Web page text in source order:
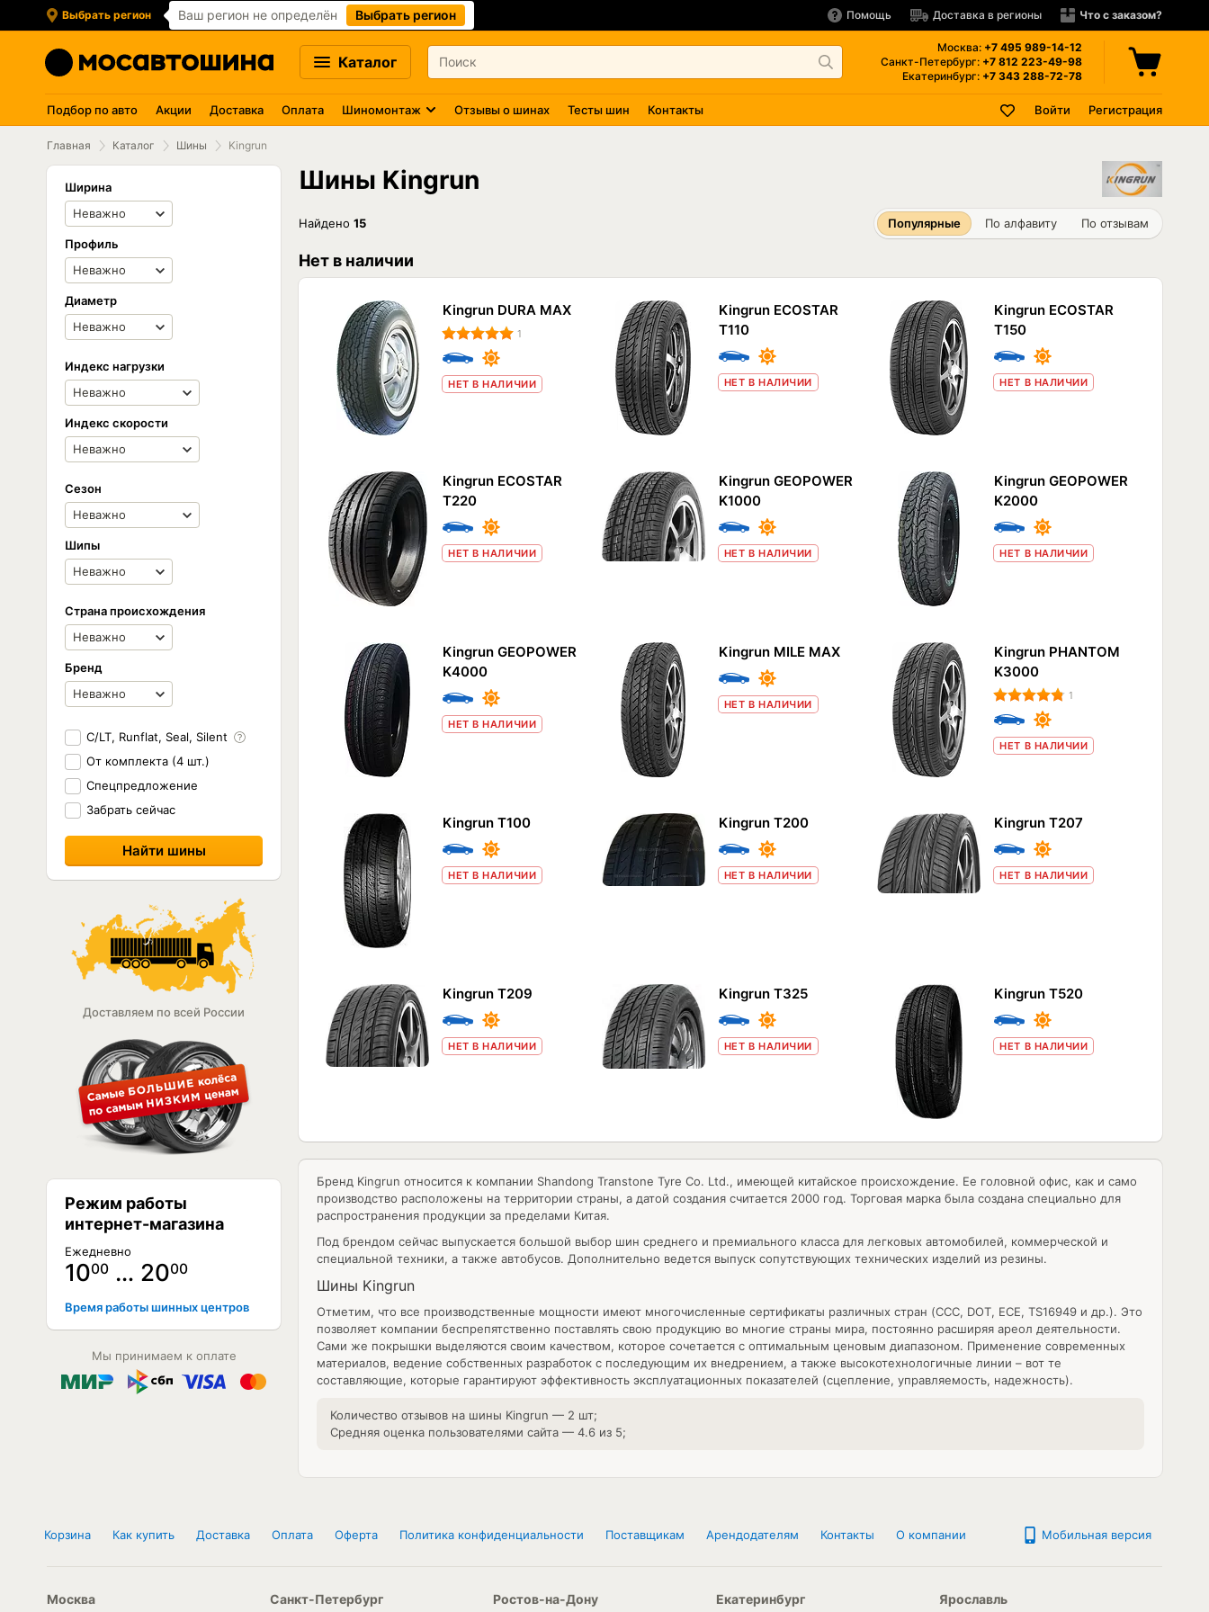
Выбрать регион Ваш регион не определён Выбрать регион Помощь Доставка в регионы Что с заказом?
Каталог
Москва: +7 495 989-14-12
Санкт-Петербург: +7 812 223-49-98
Екатеринбург: +7 343 288-72-78
Подбор по авто Акции Доставка Оплата Шиномонтаж Отзывы о шинах Тесты шин Контакты Войти Регистрация
Главная Каталог Шины Kingrun
Ширина
Профиль
Диаметр
Индекс нагрузки
Индекс скорости
Сезон
Шипы
Страна происхождения
Бренд
C/LT, Runflat, Seal, Silent
От комплекта (4 шт.)
Спецпредложение
Забрать сейчас
Доставляем по всей России
Режим работы
интернет-магазина
Ежедневно
1000 … 2000
Время работы шинных центров
Мы принимаем к оплате
Шины Kingrun
Найдено 15 Популярные По алфавиту По отзывам
Нет в наличии
Kingrun DURA MAX
1
НЕТ В НАЛИЧИИ
Kingrun ECOSTAR
T110
НЕТ В НАЛИЧИИ
Kingrun ECOSTAR
T150
НЕТ В НАЛИЧИИ
Kingrun ECOSTAR
T220
НЕТ В НАЛИЧИИ
Kingrun GEOPOWER
K1000
НЕТ В НАЛИЧИИ
Kingrun GEOPOWER
K2000
НЕТ В НАЛИЧИИ
Kingrun GEOPOWER
K4000
НЕТ В НАЛИЧИИ
Kingrun MILE MAX
НЕТ В НАЛИЧИИ
Kingrun PHANTOM
K3000
1
НЕТ В НАЛИЧИИ
Kingrun T100
НЕТ В НАЛИЧИИ
Kingrun T200
НЕТ В НАЛИЧИИ
Kingrun T207
НЕТ В НАЛИЧИИ
Kingrun T209
НЕТ В НАЛИЧИИ
Kingrun T325
НЕТ В НАЛИЧИИ
Kingrun T520
НЕТ В НАЛИЧИИ
Бренд Kingrun относится к компании Shandong Transtone Tyre Co. Ltd., имеющей китайское происхождение. Ее головной офис, как и само
производство расположены на территории страны, а датой создания считается 2000 год. Торговая марка была создана специально для
распространения продукции за пределами Китая.
Под брендом сейчас выпускается большой выбор шин среднего и премиального класса для легковых автомобилей, коммерческой и
специальной техники, а также автобусов. Дополнительно ведется выпуск сопутствующих технических изделий из резины.
Шины Kingrun
Отметим, что все производственные мощности имеют многочисленные сертификаты различных стран (CCC, DOT, ECE, TS16949 и др.). Это
позволяет компании беспрепятственно поставлять свою продукцию во многие страны мира, постоянно расширяя ареол деятельности.
Сами же покрышки выделяются своим качеством, которое сочетается с оптимальным ценовым диапазоном. Применение современных
материалов, ведение собственных разработок с последующим их внедрением, а также высокотехнологичные линии – вот те
составляющие, которые гарантируют эффективность эксплуатационных показателей (сцепление, управляемость, надежность).
Количество отзывов на шины Kingrun — 2 шт;
Средняя оценка пользователями сайта — 4.6 из 5;
Корзина Как купить Доставка Оплата Оферта Политика конфиденциальности Поставщикам Арендодателям Контакты О компании Мобильная версия
Москва Санкт-Петербург Ростов-на-Дону Екатеринбург Ярославль